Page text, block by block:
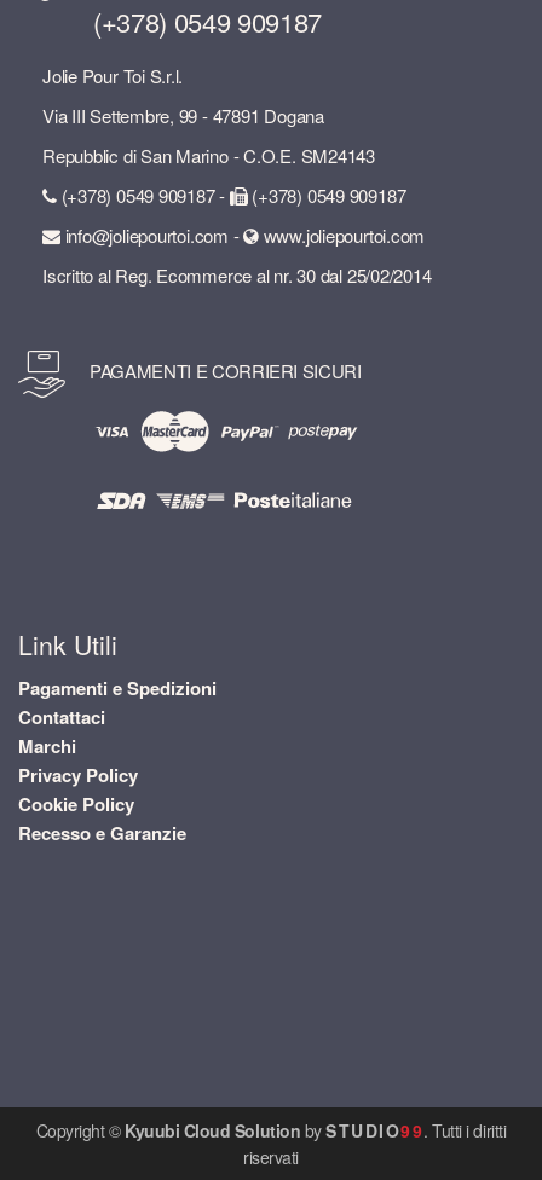
(+378) 0549 909187
Jolie Pour Toi S.r.l.
Via III Settembre, 99 - 47891 Dogana
Repubblic di San Marino - C.O.E. SM24143
(+378) 0549 909187 -
(+378) 0549 909187
info@joliepourtoi.com -
www.joliepourtoi.com
Iscritto al Reg. Ecommerce al nr. 30 dal 25/02/2014
PAGAMENTI E CORRIERI SICURI
Link Utili
Pagamenti e Spedizioni
Contattaci
Marchi
Privacy Policy
Cookie Policy
Recesso e Garanzie
Copyright © Kyuubi Cloud Solution bySTUDIO99. Tutti i diritti
riservati